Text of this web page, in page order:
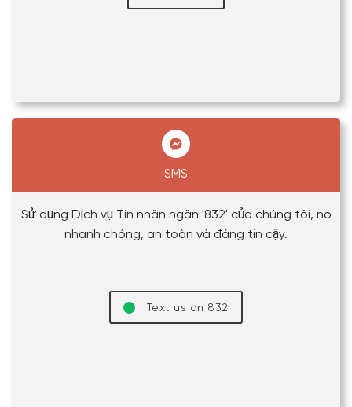
SMS
Sử dụng Dịch vụ Tin nhắn ngắn '832' của chúng tôi, nó
nhanh chóng, an toàn và đáng tin cậy.
Text us on 832